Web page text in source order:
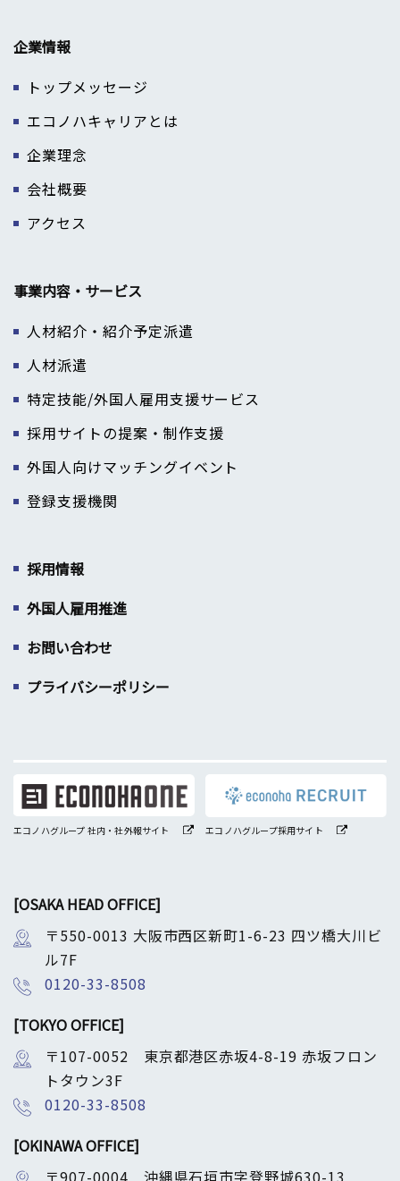
企業情報
トップメッセージ
エコノハキャリアとは
企業理念
会社概要
アクセス
事業内容・サービス
人材紹介・紹介予定派遣
人材派遣
特定技能/外国人雇用支援サービス
採用サイトの提案・制作支援
外国人向けマッチングイベント
登録支援機関
採用情報
外国人雇用推進
お問い合わせ
プライバシーポリシー
エコノハグループ 社内・社外報サイト エコノハグループ採用サイト
[OSAKA HEAD OFFICE]
〒550-0013 大阪市西区新町1-6-23 四ツ橋大川ビ
ル7F
0120-33-8508
[TOKYO OFFICE]
〒107-0052 東京都港区赤坂4-8-19 赤坂フロン
トタウン3F
0120-33-8508
[OKINAWA OFFICE]
〒907-0004 沖縄県石垣市字登野城630-13